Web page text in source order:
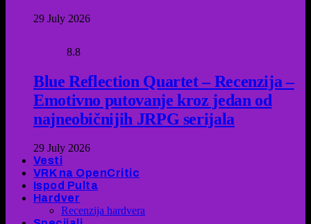
29 July 2026
8.8
Blue Reflection Quartet – Recenzija –
Emotivno putovanje kroz jedan od
najneobičnijih JRPG serijala
29 July 2026
Vesti
VRK na OpenCritic
Ispod Pulta
Hardver
Recenzija hardvera